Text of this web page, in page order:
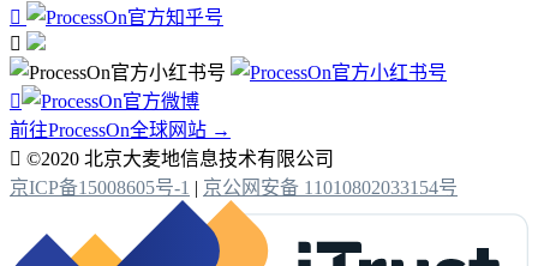



前往ProcessOn全球网站 →
 ©2020 北京大麦地信息技术有限公司
京ICP备15008605号-1 | 京公网安备 11010802033154号